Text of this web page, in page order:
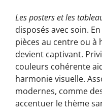
Les posters et les
disposés avec soin.
pièces au centre ou à
devient captivant.
couleurs cohérente
harmonie visuelle.
modernes, comme
accentuer le thème